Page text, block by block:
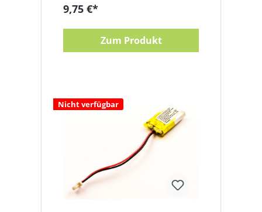
9,75 €*
Zum Produkt
Nicht verfügbar